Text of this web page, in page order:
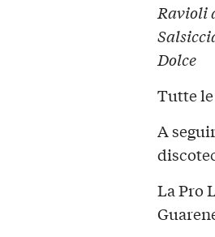
Ravioli
Dolce
Tutte
A
La Pro